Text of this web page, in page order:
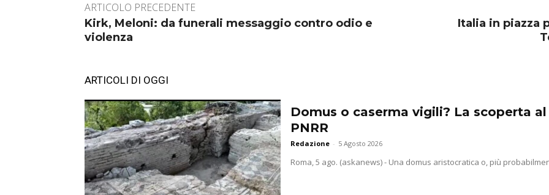
ARTICOLO PRECEDENTE
Kirk, Meloni: da funerali messaggio contro odio e
violenza
Italia in piazza
ARTICOLI DI OGGI
Domus o caserma vigili? La scoperta
PNRR
Redazione - 5 Agosto 2026
Roma, 5 ago. (askanews) - Una domus aristocratica o, più